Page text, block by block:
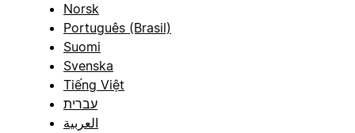
Norsk
Português (Brasil)
Suomi
Svenska
Tiếng Việt
עברית
العربية